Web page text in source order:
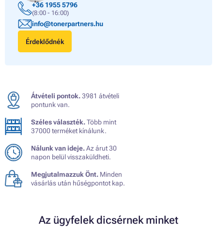
+36 1955 5796
(8:00 - 16:00)
info@tonerpartners.hu
Érdeklődnék
Átvételi pontok.3981 átvételi
pontunk van.
Széles választék.Több mint
37000 terméket kínálunk.
Nálunk van ideje.Az árut 30
napon belül visszaküldheti.
Megjutalmazzuk Önt. Minden
vásárlás után hűségpontot kap.
Az ügyfelek dicsérnek minket